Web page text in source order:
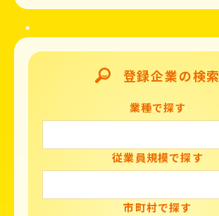
登録企業の検索
業種で探す
従業員規模で探す
市町村で探す